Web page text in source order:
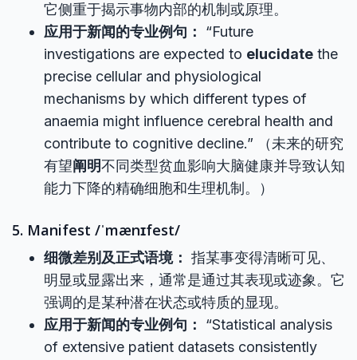
它侧重于揭示事物内部的机制或原理。
应用于新闻的专业例句：
“Future
investigations are expected to elucidate the
precise cellular and physiological
mechanisms by which different types of
anaemia might influence cerebral health and
contribute to cognitive decline.” （未来的研究
有望阐明不同类型贫血影响大脑健康并导致认知
能力下降的精确细胞和生理机制。）
5. Manifest /ˈmænɪfest/
细微差别及正式语境： 指某事变得清晰可见、
明显或显露出来，通常是通过其表现或迹象。它
强调的是某种潜在状态或特质的显现。
应用于新闻的专业例句：
“Statistical analysis
of extensive patient datasets consistently